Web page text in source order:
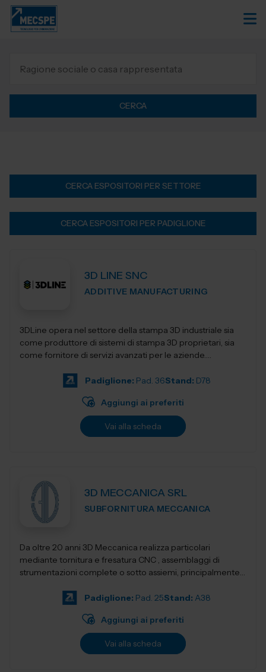
CERCA
CERCA ESPOSITORI PER SETTORE
CERCA ESPOSITORI PER PADIGLIONE
3D LINE SNC
ADDITIVE MANUFACTURING
3DLine opera nel settore della stampa 3D industriale sia
come produttore di sistemi di stampa 3D proprietari, sia
come fornitore di servizi avanzati per le aziende.
Padiglione: Pad. 36Stand: D78
Aggiungi ai preferiti
Vai alla scheda
3D MECCANICA SRL
SUBFORNITURA MECCANICA
Da oltre 20 anni 3D Meccanica realizza particolari
mediante tornitura e fresatura CNC , assemblaggi di
strumentazioni complete o sotto assiemi, principalmente
Padiglione: Pad. 25Stand: A38
Aggiungi ai preferiti
Vai alla scheda